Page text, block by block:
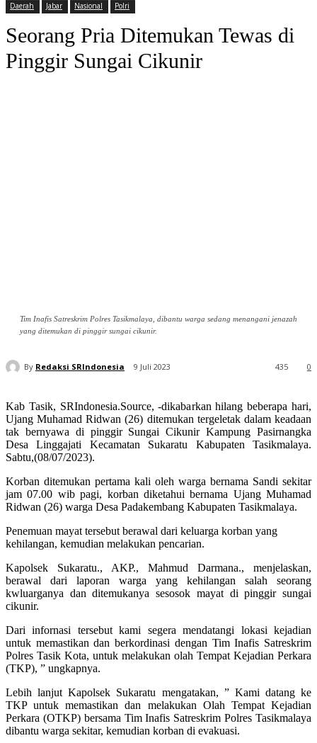
Daerah Jabar Nasional Polri
Seorang Pria Ditemukan Tewas di
Pinggir Sungai Cikunir
Tim Inafis Satreskrim Polres Tasikmalaya, dibantu warga sedang menangani jenazah
yang ditemukan di pinggir sungai cikunir.
By Redaksi SRIndonesia 9 Juli 2023 0
435
Kab Tasik, SRIndonesia.Source, -dikabarkan hilang beberapa hari,
Ujang Muhamad Ridwan (26) ditemukan tergeletak dalam keadaan
tak bernyawa di pinggir Sungai Cikunir Kampung Pasirnangka
Desa Linggajati Kecamatan Sukaratu Kabupaten Tasikmalaya.
Sabtu,(08/07/2023).
Korban ditemukan pertama kali oleh warga bernama Sandi sekitar
jam 07.00 wib pagi, korban diketahui bernama Ujang Muhamad
Ridwan (26) warga Desa Padakembang Kabupaten Tasikmalaya.
Penemuan mayat tersebut berawal dari keluarga korban yang
kehilangan, kemudian melakukan pencarian.
Kapolsek Sukaratu., AKP., Mahmud Darmana., menjelaskan,
berawal dari laporan warga yang kehilangan salah seorang
kwluarganya dan ditemukanya sesosok mayat di pinggir sungai
cikunir.
Dari infornasi tersebut kami segera mendatangi lokasi kejadian
untuk memastikan dan berkordinasi dengan Tim Inafis Satreskrim
Polres Tasik Kota, untuk melakukan olah Tempat Kejadian Perkara
(TKP), ” ungkapnya.
Lebih lanjut Kapolsek Sukaratu mengatakan, ” Kami datang ke
TKP untuk memastikan dan melakukan Olah Tempat Kejadian
Perkara (OTKP) bersama Tim Inafis Satreskrim Polres Tasikmalaya
dibantu warga sekitar, kemudian korban di evakuasi.